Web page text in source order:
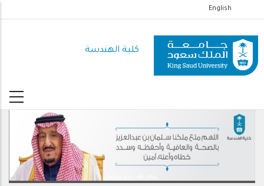
إلى
المحتوى
الرئيسي
English
كلية الهندسة
رعاك الله .. ذخرا وقيادة